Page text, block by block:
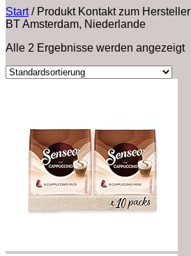
Start /Produkt Kontakt zum Hersteller
BT Amsterdam, Niederlande
Alle 2 Ergebnisse werden angezeigt